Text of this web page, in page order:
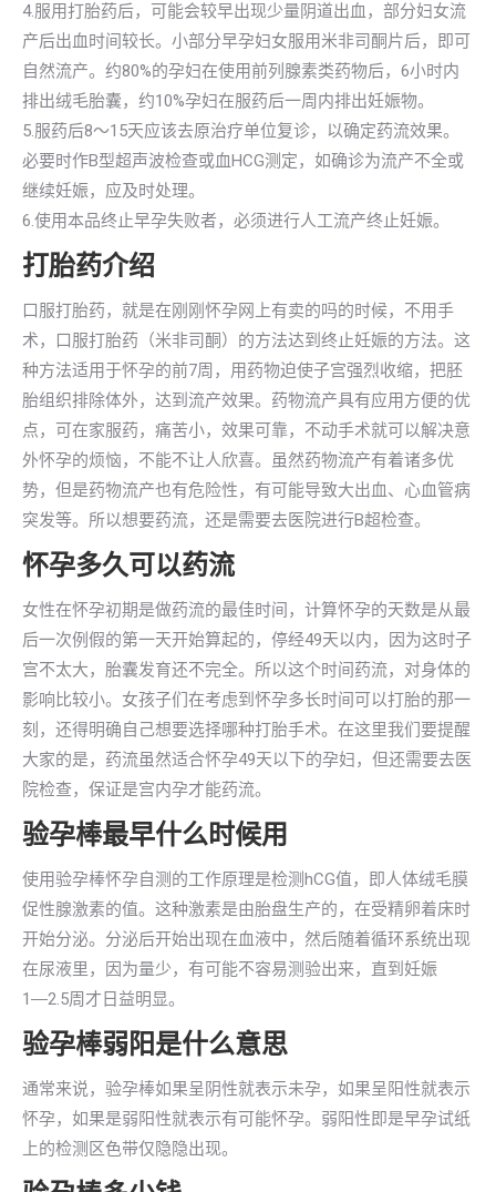
4.服用打胎药后，可能会较早出现少量阴道出血，部分妇女流
产后出血时间较长。小部分早孕妇女服用米非司酮片后，即可
自然流产。约80%的孕妇在使用前列腺素类药物后，6小时内
排出绒毛胎囊，约10%孕妇在服药后一周内排出妊娠物。
5.服药后8～15天应该去原治疗单位复诊，以确定药流效果。
必要时作B型超声波检查或血HCG测定，如确诊为流产不全或
继续妊娠，应及时处理。
6.使用本品终止早孕失败者，必须进行人工流产终止妊娠。
打胎药介绍
口服打胎药，就是在刚刚怀孕网上有卖的吗的时候，不用手
术，口服打胎药（米非司酮）的方法达到终止妊娠的方法。这
种方法适用于怀孕的前7周，用药物迫使子宫强烈收缩，把胚
胎组织排除体外，达到流产效果。药物流产具有应用方便的优
点，可在家服药，痛苦小，效果可靠，不动手术就可以解决意
外怀孕的烦恼，不能不让人欣喜。虽然药物流产有着诸多优
势，但是药物流产也有危险性，有可能导致大出血、心血管病
突发等。所以想要药流，还是需要去医院进行B超检查。
怀孕多久可以药流
女性在怀孕初期是做药流的最佳时间，计算怀孕的天数是从最
后一次例假的第一天开始算起的，停经49天以内，因为这时子
宫不太大，胎囊发育还不完全。所以这个时间药流，对身体的
影响比较小。女孩子们在考虑到怀孕多长时间可以打胎的那一
刻，还得明确自己想要选择哪种打胎手术。在这里我们要提醒
大家的是，药流虽然适合怀孕49天以下的孕妇，但还需要去医
院检查，保证是宫内孕才能药流。
验孕棒最早什么时候用
使用验孕棒怀孕自测的工作原理是检测hCG值，即人体绒毛膜
促性腺激素的值。这种激素是由胎盘生产的，在受精卵着床时
开始分泌。分泌后开始出现在血液中，然后随着循环系统出现
在尿液里，因为量少，有可能不容易测验出来，直到妊娠
1―2.5周才日益明显。
验孕棒弱阳是什么意思
通常来说，验孕棒如果呈阴性就表示未孕，如果呈阳性就表示
怀孕，如果是弱阳性就表示有可能怀孕。弱阳性即是早孕试纸
上的检测区色带仅隐隐出现。